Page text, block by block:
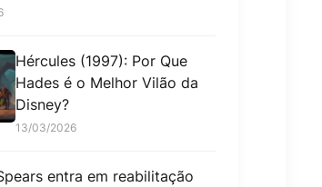
Hércules (1997): Por Que
Hades é o Melhor Vilão da
Disney?
13/03/2026
entra em reabilitação